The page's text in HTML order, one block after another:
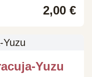
2,00 €
Yuzu